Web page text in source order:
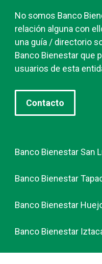
No somos Banco
relación alguna con
una guía / directorio
Banco Bienestar que
usuarios de esta
Contacto
Banco Bienestar San
Banco Bienestar
Banco Bienestar
Banco Bienestar